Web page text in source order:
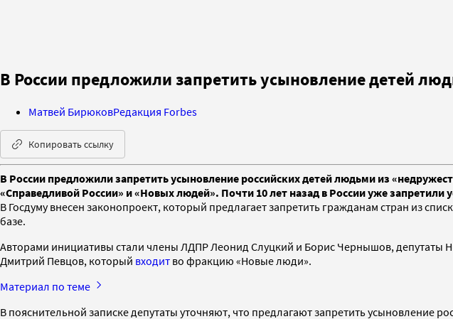
В России предложили запретить усыновление детей
Матвей БирюковРедакция Forbes
Копировать ссылку
В России предложили запретить усыновление российских детей людьми из
«Справедливой России» и «Новых людей». Почти 10 лет назад в России уже
В Госдуму внесен законопроект, который предлагает запретить гражданам стран из
базе.
Авторами инициативы стали члены ЛДПР Леонид Слуцкий и Борис Чернышов, депутаты
Дмитрий Певцов, который входит во фракцию «Новые люди».
Материал по теме
В пояснительной записке депутаты уточняют, что предлагают запретить усыновление